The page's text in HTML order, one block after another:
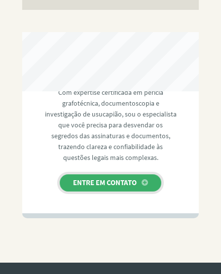
Com expertise certificada em perícia
grafotécnica, documentoscopia e
investigação de usucapião, sou o especialista
que você precisa para desvendar os
segredos das assinaturas e documentos,
trazendo clareza e confiabilidade às
questões legais mais complexas.
ENTRE EM CONTATO